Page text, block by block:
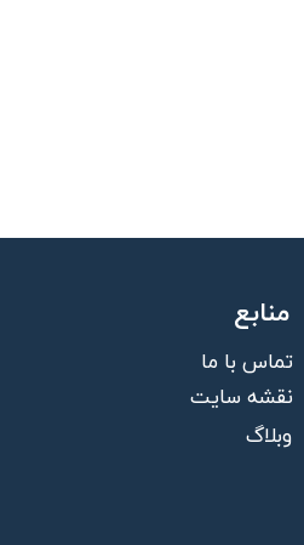
منابع
تماس با ما
نقشه سایت
وبلاگ